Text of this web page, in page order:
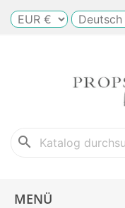
search
MENÜ